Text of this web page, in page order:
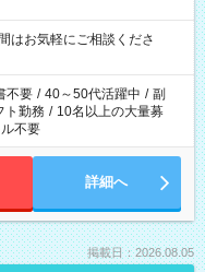
お気軽にご相談くださ
不要 / 40～50代活躍中 / 副
ト勤務 / 10名以上の大量募
不要
詳細へ
掲載日：2026.08.05